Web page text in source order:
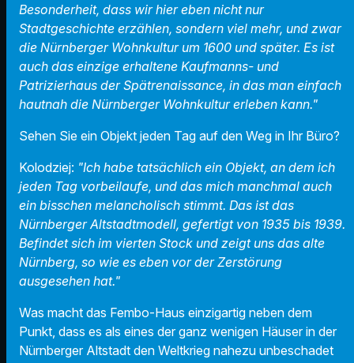
Besonderheit, dass wir hier eben nicht nur
Stadtgeschichte erzählen, sondern viel mehr, und zwar
die Nürnberger Wohnkultur um 1600 und später. Es ist
auch das einzige erhaltene Kaufmanns- und
Patrizierhaus der Spätrenaissance, in das man einfach
hautnah die Nürnberger Wohnkultur erleben kann."
Sehen Sie ein Objekt jeden Tag auf den Weg in Ihr Büro?
Kolodziej: "Ich habe tatsächlich ein Objekt, an dem ich
jeden Tag vorbeilaufe, und das mich manchmal auch
ein bisschen melancholisch stimmt. Das ist das
Nürnberger Altstadtmodell, gefertigt von 1935 bis 1939.
Befindet sich im vierten Stock und zeigt uns das alte
Nürnberg, so wie es eben vor der Zerstörung
ausgesehen hat."
Was macht das Fembo-Haus einzigartig neben dem
Punkt, dass es als eines der ganz wenigen Häuser in der
Nürnberger Altstadt den Weltkrieg nahezu unbeschadet